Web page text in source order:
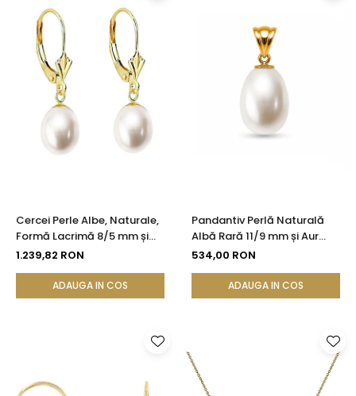
Cercei Perle Albe, Naturale,
Formă Lacrimă 8/5 mm și
Aur Galben 14K | KASKADDA®
1.239,82 RON
ADAUGA IN COS
Pandantiv Perlă Naturală
Albă Rară 11/9 mm și Aur
Galben 14K (aur 585) |
534,00 RON
ADAUGA IN COS